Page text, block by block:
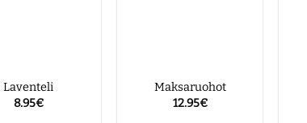
Laventeli
8.95€
Maksaruohot
12.95€